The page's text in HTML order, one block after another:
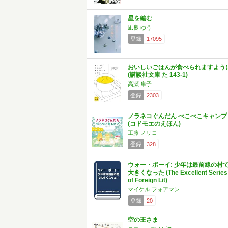
星を編む
凪良 ゆう
登録
17095
おいしいごはんが食べられますよう
(講談社文庫 た 143-1)
高瀬 隼子
登録
2303
ノラネコぐんだん ぺこぺこキャンプ
(コドモエのえほん)
工藤 ノリコ
登録
328
ウォー・ボーイ: 少年は最前線の村
大きくなった (The Excellent Series
of Foreign Lit)
マイケル フォアマン
登録
20
空の王さま